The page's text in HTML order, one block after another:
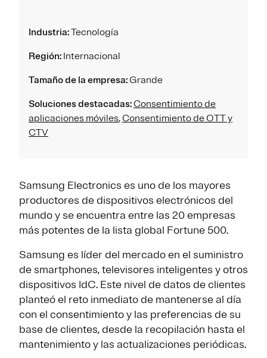
Industria:Tecnología
Región: Internacional
Tamaño de la empresa: Grande
Soluciones destacadas: Consentimiento de
aplicaciones móviles, Consentimiento de OTT y
CTV
Samsung Electronics es uno de los mayores
productores de dispositivos electrónicos del
mundo y se encuentra entre las 20 empresas
más potentes de la lista global Fortune 500.
Samsung es líder del mercado en el suministro
de smartphones, televisores inteligentes y otros
dispositivos IdC. Este nivel de datos de clientes
planteó el reto inmediato de mantenerse al día
con el consentimiento y las preferencias de su
base de clientes, desde la recopilación hasta el
mantenimiento y las actualizaciones periódicas.